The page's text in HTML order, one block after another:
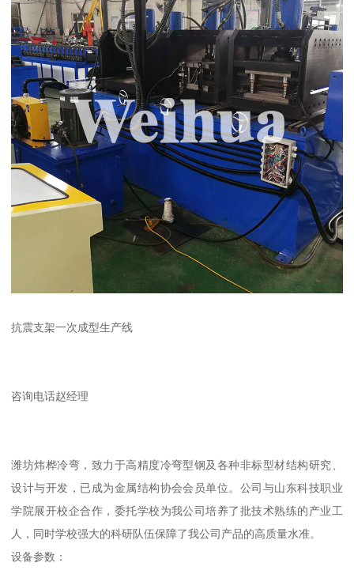
抗震支架一次成型生产线
咨询电话赵经理
潍坊炜桦冷弯，致力于高精度冷弯型钢及各种非标型材结构研究、
设计与开发，已成为金属结构协会会员单位。公司与山东科技职业
学院展开校企合作，委托学校为我公司培养了批技术熟练的产业工
人，同时学校强大的科研队伍保障了我公司产品的高质量水准。
设备参数：